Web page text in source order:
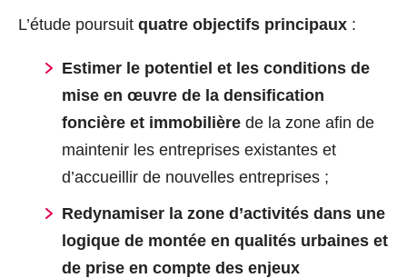
L’étude poursuit quatre objectifs principaux :
Estimer le potentiel et les conditions de
mise en œuvre de la densification
foncière et immobilière de la zone afin de
maintenir les entreprises existantes et
d’accueillir de nouvelles entreprises ;
Redynamiser la zone d’activités dans une
logique de montée en qualités urbaines et
de prise en compte des enjeux